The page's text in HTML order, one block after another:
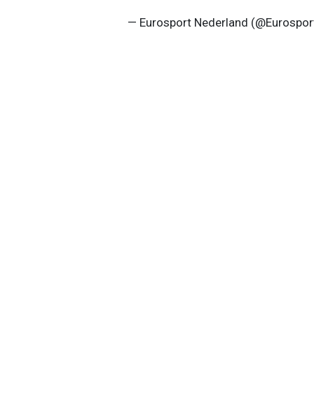
— Eurosport Nederland